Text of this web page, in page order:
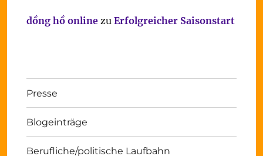
đồng hồ onlinezu Erfolgreicher Saisonstart
Presse
Blogeinträge
Berufliche/politische Laufbahn